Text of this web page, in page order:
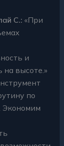
С.: «При
и
на высоте.»
по
Экономим